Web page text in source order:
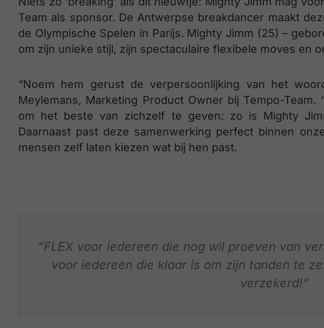
Team als sponsor. De Antwerpse breakdancer maakt
de Olympische Spelen in Parijs. Mighty Jimm (25) –
om zijn unieke stijl, zijn spectaculaire flexibele moves en
“Noem hem gerust de verpersoonlijking van het
Meylemans, Marketing Product Owner bij Tempo-
om het beste van zichzelf te geven: zo is Mighty
Daarnaast past deze samenwerking perfect binnen
mensen zelf laten kiezen wat bij hen past.
“FLEX voor iedereen die nog wil proeven van
voor iedereen die klaar is om zijn tanden te
verzekerd!”